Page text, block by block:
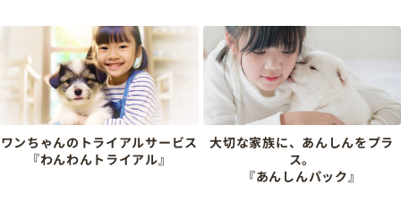
ワンちゃんのトライアルサービス
『わんわんトライアル』
大切な家族に、あんしんをプラ
ス。
『あんしんパック』